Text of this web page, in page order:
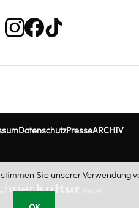
DatenschutzPresseARCHIV
Sie unserer